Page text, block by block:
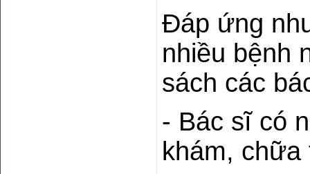
Đáp ứng
nhiều bệnh
sách các
- Bác sĩ có
khám, chữa